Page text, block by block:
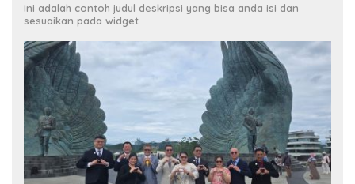
Ini adalah contoh judul deskripsi yang bisa anda isi dan
sesuaikan pada widget